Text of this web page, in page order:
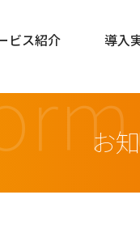
ビス紹介 導入
お